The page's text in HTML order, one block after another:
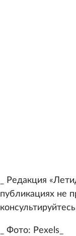
_ Редакция
публикациях не
_ Фото: Pexels_